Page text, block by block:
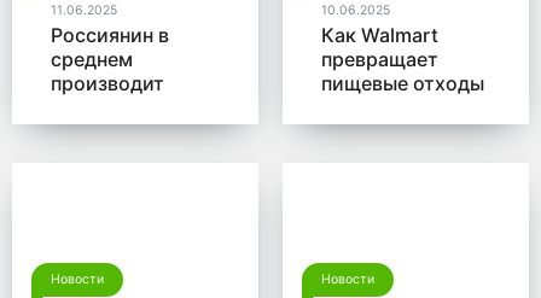
11.06.2025
Россиянин в
среднем
производит
мусора в год
10.06.2025
Как Walmart
превращает
пищевые отходы
Новости Новости